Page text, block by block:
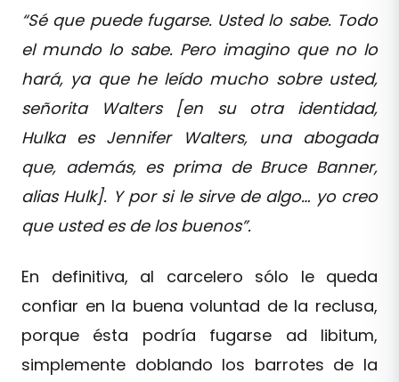
“Sé que puede fugarse. Usted lo sabe. Todo
el mundo lo sabe. Pero imagino que no lo
hará, ya que he leído mucho sobre usted,
señorita Walters [en su otra identidad,
Hulka es Jennifer Walters, una abogada
que, además, es prima de Bruce Banner,
alias Hulk]. Y por si le sirve de algo… yo creo
que usted es de los buenos”.
En definitiva, al carcelero sólo le queda
confiar en la buena voluntad de la reclusa,
porque ésta podría fugarse ad libitum,
simplemente doblando los barrotes de la